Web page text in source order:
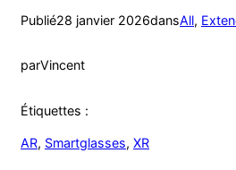
Publié28 janvier 2026dansAll,
parVincent
Étiquettes :
AR, Smartglasses, XR